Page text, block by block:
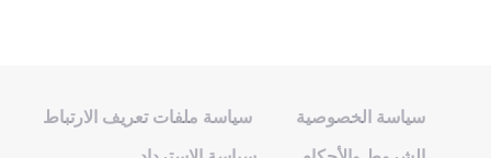
سياسة الخصوصية
سياسة ملفات تعريف الارتباط